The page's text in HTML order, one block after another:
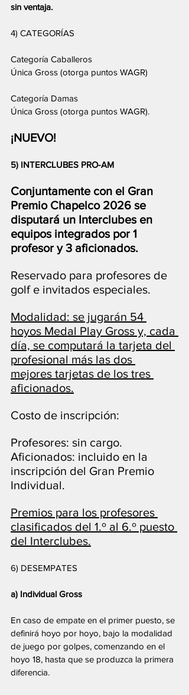
sin ventaja.
4) CATEGORÍAS
Categoría Caballeros
Única Gross (otorga puntos WAGR)
Categoría Damas
Única Gross (otorga puntos WAGR).
¡NUEVO!
5) INTERCLUBES PRO-AM
Conjuntamente con el Gran
Premio Chapelco 2026 se
disputará un Interclubes en
equipos integrados por 1
profesor y 3 aficionados.
Reservado para profesores de
golf e invitados especiales.
Modalidad: se jugarán 54
hoyos Medal Play Gross y, cada
día, se computará la tarjeta del
profesional más las dos
mejores tarjetas de los tres
aficionados.
Costo de inscripción:
Profesores: sin cargo.
Aficionados: incluido en la
inscripción del Gran Premio
Individual.
Premios para los profesores
clasificados del 1.º al 6.º puesto
del Interclubes.
6) DESEMPATES
a) Individual Gross
En caso de empate en el primer puesto, se
definirá hoyo por hoyo, bajo la modalidad
de juego por golpes, comenzando en el
hoyo 18, hasta que se produzca la primera
diferencia.